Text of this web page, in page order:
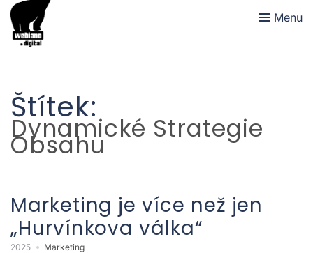
Menu
Štítek:
Dynamické Strategie
Obsahu
Marketing je více než jen
„Hurvínkova válka“
2025 Marketing